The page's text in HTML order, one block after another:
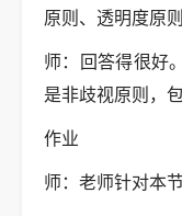
原则、透明度原
师：回答得很好
是非歧视原则，
作业
师：老师针对本